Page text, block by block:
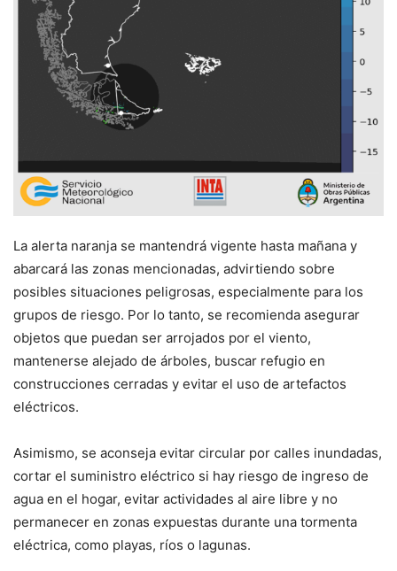
La alerta naranja se mantendrá vigente hasta mañana y
abarcará las zonas mencionadas, advirtiendo sobre
posibles situaciones peligrosas, especialmente para los
grupos de riesgo. Por lo tanto, se recomienda asegurar
objetos que puedan ser arrojados por el viento,
mantenerse alejado de árboles, buscar refugio en
construcciones cerradas y evitar el uso de artefactos
eléctricos.
Asimismo, se aconseja evitar circular por calles inundadas,
cortar el suministro eléctrico si hay riesgo de ingreso de
agua en el hogar, evitar actividades al aire libre y no
permanecer en zonas expuestas durante una tormenta
eléctrica, como playas, ríos o lagunas.